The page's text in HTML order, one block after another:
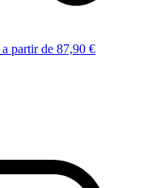
a partir de 87,90 €